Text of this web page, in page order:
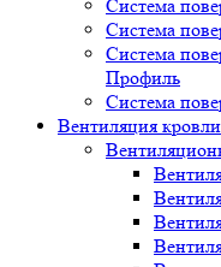
Система
Система
Система
Профиль
Система
Вентиляция кровли